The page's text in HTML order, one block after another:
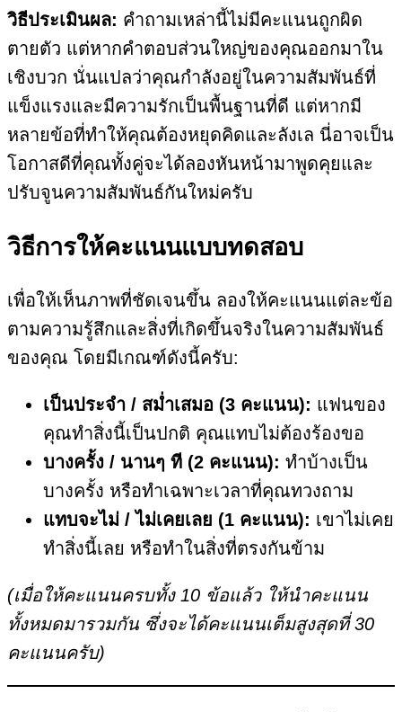
วิธีประเมินผล: คำถามเหล่านี้ไม่มีคะแนนถูกผิด
ตายตัว แต่หากคำตอบส่วนใหญ่ของคุณออกมาใน
เชิงบวก นั่นแปลว่าคุณกำลังอยู่ในความสัมพันธ์ที่
แข็งแรงและมีความรักเป็นพื้นฐานที่ดี แต่หากมี
หลายข้อที่ทำให้คุณต้องหยุดคิดและลังเล นี่อาจเป็น
โอกาสดีที่คุณทั้งคู่จะได้ลองหันหน้ามาพูดคุยและ
ปรับจูนความสัมพันธ์กันใหม่ครับ
วิธีการให้คะแนนแบบทดสอบ
เพื่อให้เห็นภาพที่ชัดเจนขึ้น ลองให้คะแนนแต่ละข้อ
ตามความรู้สึกและสิ่งที่เกิดขึ้นจริงในความสัมพันธ์
ของคุณ โดยมีเกณฑ์ดังนี้ครับ:
เป็นประจำ / สม่ำเสมอ (3 คะแนน): แฟนของ
คุณทำสิ่งนี้เป็นปกติ คุณแทบไม่ต้องร้องขอ
บางครั้ง / นานๆ ที (2 คะแนน): ทำบ้างเป็น
บางครั้ง หรือทำเฉพาะเวลาที่คุณทวงถาม
แทบจะไม่ / ไม่เคยเลย (1 คะแนน): เขาไม่เคย
ทำสิ่งนี้เลย หรือทำในสิ่งที่ตรงกันข้าม
(เมื่อให้คะแนนครบทั้ง 10 ข้อแล้ว ให้นำคะแนน
ทั้งหมดมารวมกัน ซึ่งจะได้คะแนนเต็มสูงสุดที่ 30
คะแนนครับ)